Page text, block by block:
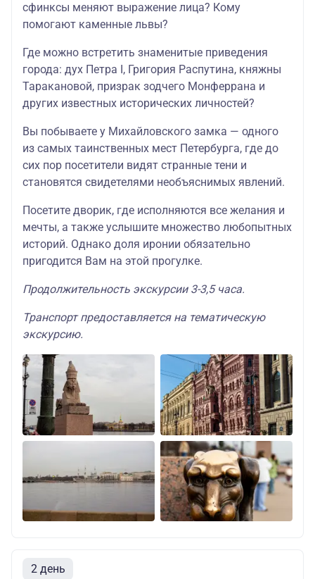
сфинксы меняют выражение лица? Кому
помогают каменные львы?
Где можно встретить знаменитые приведения
города: дух Петра I, Григория Распутина, княжны
Таракановой, призрак зодчего Монферрана и
других известных исторических личностей?
Вы побываете у Михайловского замка — одного
из самых таинственных мест Петербурга, где до
сих пор посетители видят странные тени и
становятся свидетелями необъяснимых явлений.
Посетите дворик, где исполняются все желания и
мечты, а также услышите множество любопытных
историй. Однако доля иронии обязательно
пригодится Вам на этой прогулке.
Продолжительность экскурсии 3-3,5 часа.
Транспорт предоставляется на тематическую
экскурсию.
2 день